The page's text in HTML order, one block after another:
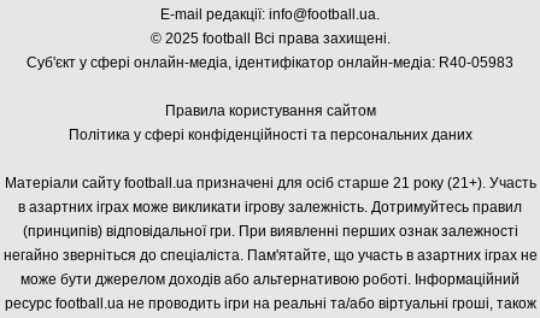
E-mail редакції: info@football.ua.
© 2025 football Всі права захищені.
Суб'єкт у сфері онлайн-медіа, ідентифікатор онлайн-медіа: R40-05983
Правила користування сайтом
Політика у сфері конфіденційності та персональних даних
Матеріали сайту football.ua призначені для осіб старше 21 року (21+). Участь
в азартних іграх може викликати ігрову залежність. Дотримуйтесь правил
(принципів) відповідальної гри. При виявленні перших ознак залежності
негайно зверніться до спеціаліста. Пам'ятайте, що участь в азартних іграх не
може бути джерелом доходів або альтернативою роботі. Інформаційний
ресурс football.ua не проводить ігри на реальні та/або віртуальні гроші, також